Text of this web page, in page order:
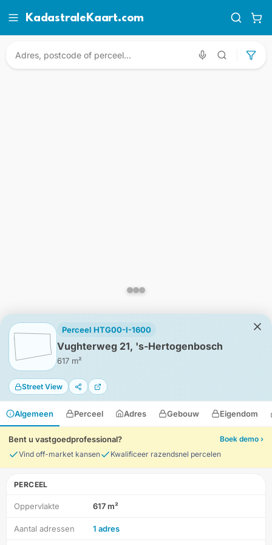
KadastraleKaart.com
Perceel HTG00-I-1600
Vughterweg 21, 's-Hertogenbosch
617 m²
Street View
Algemeen Perceel Adres Gebouw Eigendom
Bent u vastgoedprofessional?
Boek demo ›
Vind off-market kansen
Kwalificeer razendsnel percelen
PERCEEL
Oppervlakte 617 m²
Aantal adressen 1 adres